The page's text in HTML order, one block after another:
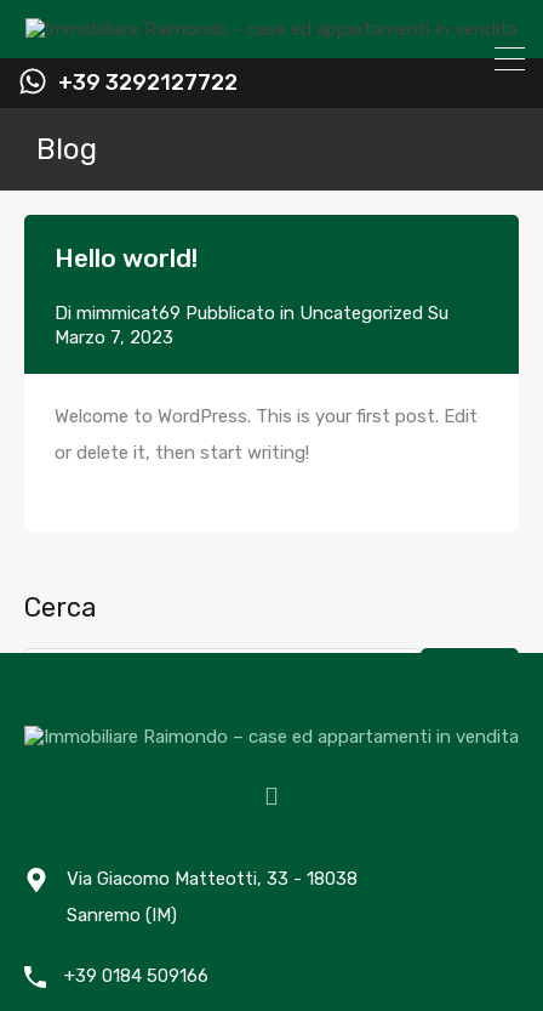
+39 3292127722
Blog
Hello world!
Di mimmicat69 Pubblicato in Uncategorized Su
Marzo 7, 2023
Welcome to WordPress. This is your first post. Edit
or delete it, then start writing!
Cerca
Image Post Format
Gallery Post Format
Via Giacomo Matteotti, 33 - 18038
Sanremo (IM)
+39 0184 509166